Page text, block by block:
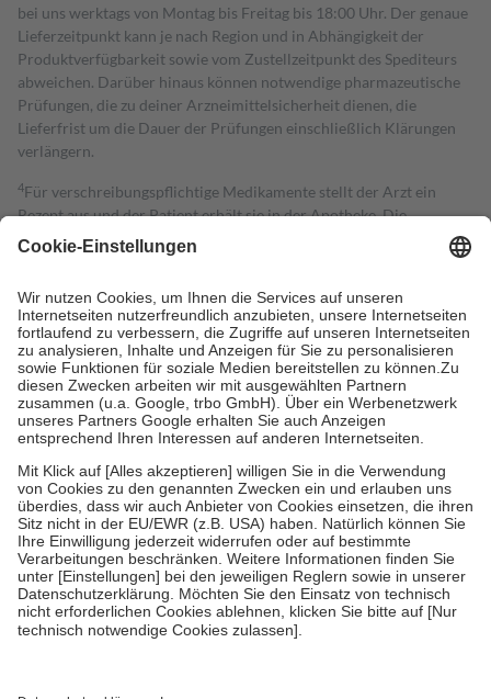
bei uns werktags von Montag bis Freitag bis 18:00 Uhr. Der genaue
Lieferzeitpunkt kann je nach Region und in Abhängigkeit der
Produktverfügbarkeit sowie vom Zustellzeitpunkt des Spediteurs
abweichen. Darüber hinaus können notwendige pharmazeutische
Prüfungen, die zu deiner Arzneimittelsicherheit dienen, die
Lieferfrist um die Dauer der Prüfungen einschließlich Klärungen
verlängern.
4Für verschreibungspflichtige Medikamente stellt der Arzt ein
Rezept aus und der Patient erhält sie in der Apotheke. Die
gesetzliche Krankenversicherung übernimmt in der Regel die
Kosten dafür, der Versicherte trägt einen Teil davon als Zuzahlung
Grundsätzlich leisten Mitglieder Zuzahlungen in Höhe von zehn
Prozent des Abgabepreises,mindestens jedochfünf Euround
höchstens zehn Euro.Es sind jedoch nie mehr als die tatsächlichen
Kosten der Leistung zu entrichten.
Diese Regeln gelten grundsätzlich auch für Online-Apotheken.
Bei Heilmitteln und häuslicher Krankenpflege beträgt die
Zuzahlung zehn Prozent der Kosten sowie zehn Euro je
Verordnung.
Um das Engagement der Versicherten für ihre eigene Gesundheit zu
stärken und die besondere Stellung der Familie zu unterstützen,
fallenkeine Zuzahlungenan bei:
• Kindern und Jugendlichen bis zum vollendeten 18. Lebensjahr
mit Ausnahme der Fahrkosten
• Untersuchungen zur Vorsorge und Früherkennung, die von der
GKV getragen werden